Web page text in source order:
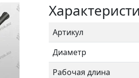
Артикул
Диаметр
Рабочая длина